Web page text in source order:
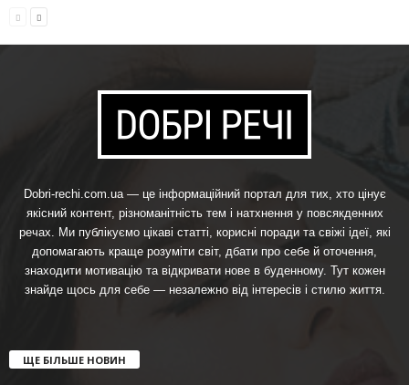
Dobri-rechi.com.ua — це інформаційний портал для тих, хто цінує
якісний контент, різноманітність тем і натхнення у повсякденних
речах. Ми публікуємо цікаві статті, корисні поради та свіжі ідеї, які
допомагають краще розуміти світ, дбати про себе й оточення,
знаходити мотивацію та відкривати нове в буденному. Тут кожен
знайде щось для себе — незалежно від інтересів і стилю життя.
ЩЕ БІЛЬШЕ НОВИН